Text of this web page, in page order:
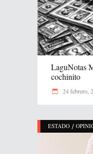
LaguNotas
cochinito
24 febrero,
ESTADO /